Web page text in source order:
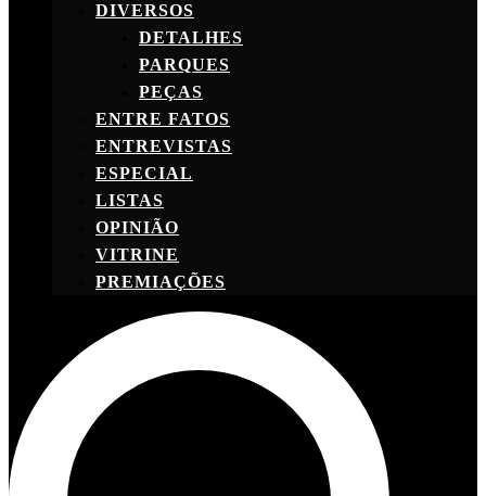
DIVERSOS
DETALHES
PARQUES
PEÇAS
ENTRE FATOS
ENTREVISTAS
ESPECIAL
LISTAS
OPINIÃO
VITRINE
PREMIAÇÕES